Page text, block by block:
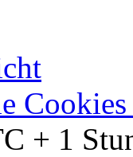
Cookies
+ 1